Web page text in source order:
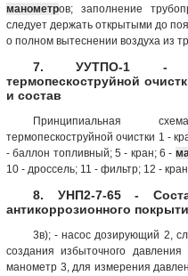
манометров; заполнение
следует держать открытыми до
о полном вытеснении воздуха из
7. УУТПО-1 -
термопескоструйной
и состав
Принципиальная
термопескоструйной очистки 1 -
- баллон топливный; 5 - кран; 6 -
10 - дроссель; 11 - фильтр; 12 -
8. УНП2-7-65 -
антикоррозионного
3в); - насос дозирующий 2,
создания избыточного
манометр 3, для измерения